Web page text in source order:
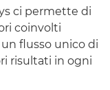
ci permette di
coinvolti
flusso unico di
risultati in ogni